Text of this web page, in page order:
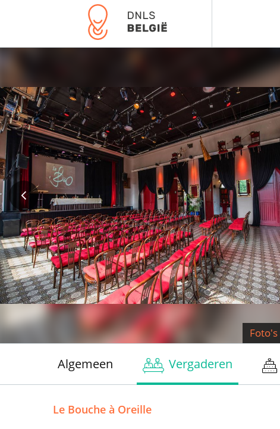
Foto's
Algemeen Vergaderen
Le Bouche à Oreille